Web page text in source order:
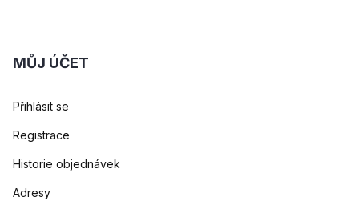
MŮJ ÚČET
Přihlásit se
Registrace
Historie objednávek
Adresy